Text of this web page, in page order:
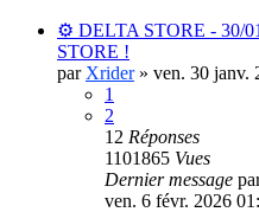
⚙️ DELTA STORE - 30/
STORE !
par Xrider» ven. 30 janv.
1
2
12 Réponses
1101865 Vues
Dernier message
ven. 6 févr. 2026